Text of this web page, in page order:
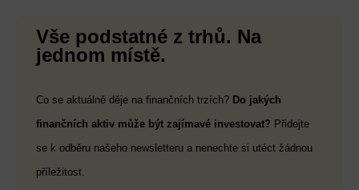
Vše podstatné z trhů. Na
jednom místě.
Co se aktuálně děje na finančních trzích? Do jakých
finančních aktiv může být zajímavé investovat? Přidejte
se k odběru našeho newsletteru a nenechte si utéct žádnou
příležitost.